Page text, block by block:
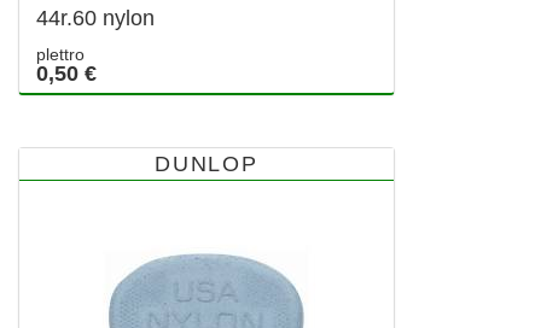
44r.60 nylon
plettro
0,50 €
DUNLOP